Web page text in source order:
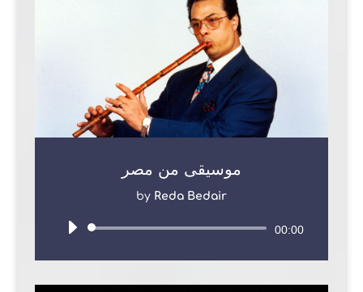
موسيقى من مصر
by Reda Bedair
Audio
00:00